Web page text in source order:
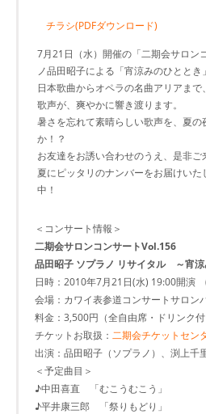
チラシ(PDFダウンロード)
7月21日（水）開催の「二期会サロン
ノ品田昭子による「宵涼みのひととき
日本歌曲からオペラの名曲アリアま
歌声が、爽やかに響き渡ります。
暑さを忘れて素晴らしい歌声を、夏
か！？
お友達をお誘い合わせのうえ、是非ご
夏にピッタリのナンバーをお届けい
中！
＜コンサート情報＞
二期会サロンコンサートVol.156
品田昭子 ソプラノ リサイタル ～宵涼
日時：2010年7月21日(水) 19:00開演
会場：カワイ表参道コンサートサロン
料金：3,500円（全自由席・ドリンク付
チケットお取扱： 二期会チケットセン
出演：品田昭子（ソプラノ）、渕上千
＜予定曲目＞
♪中田喜直 「むこうむこう」
♪平井康三郎 「祭りもどり」